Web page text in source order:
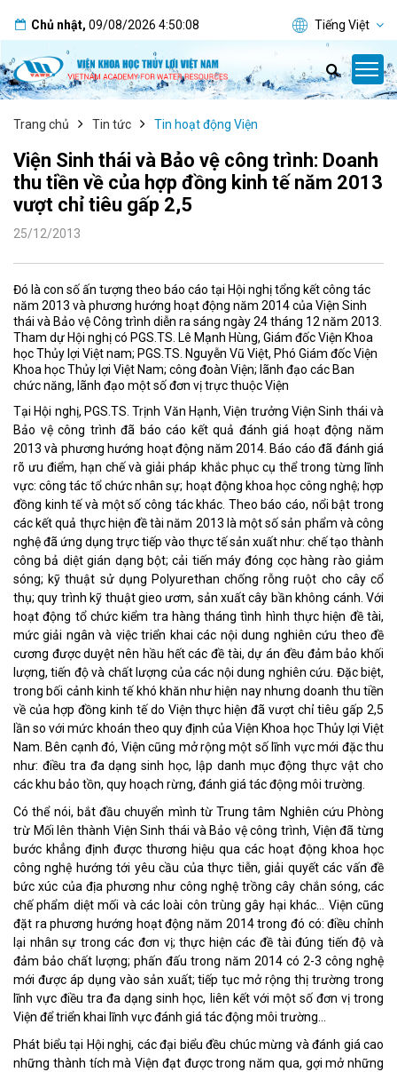
Chủ nhật, 09/08/2026 4:50:09 Tiếng Việt
Trang chủ Tin tức Tin hoạt động Viện
Viện Sinh thái và Bảo vệ công trình: Doanh
thu tiền về của hợp đồng kinh tế năm 2013
vượt chỉ tiêu gấp 2,5
25/12/2013
Đó là con số ấn tượng theo báo cáo tại Hội nghị tổng kết công tác
năm 2013 và phương hướng hoạt động năm 2014 của Viện Sinh
thái và Bảo vệ Công trình diễn ra sáng ngày 24 tháng 12 năm 2013.
Tham dự Hội nghị có PGS.TS. Lê Mạnh Hùng, Giám đốc Viện Khoa
học Thủy lợi Việt nam; PGS.TS. Nguyễn Vũ Việt, Phó Giám đốc Viện
Khoa học Thủy lợi Việt Nam; công đoàn Viện; lãnh đạo các Ban
chức năng, lãnh đạo một số đơn vị trực thuộc Viện
Tại Hội nghị, PGS.TS. Trịnh Văn Hạnh, Viện trưởng Viện Sinh thái và
Bảo vệ công trình đã báo cáo kết quả đánh giá hoạt động năm
2013 và phương hướng hoạt động năm 2014. Báo cáo đã đánh giá
rõ ưu điểm, hạn chế và giải pháp khắc phục cụ thể trong từng lĩnh
vực: công tác tổ chức nhân sự; hoạt động khoa học công nghệ; hợp
đồng kinh tế và một số công tác khác. Theo báo cáo, nổi bật trong
các kết quả thực hiện đề tài năm 2013 là một số sản phẩm và công
nghệ đã ứng dụng trực tiếp vào thực tế sản xuất như: chế tạo thành
công bả diệt gián dạng bột; cải tiến máy đóng cọc hàng rào giảm
sóng; kỹ thuật sử dụng Polyurethan chống rỗng ruột cho cây cổ
thụ; quy trình kỹ thuật gieo ươm, sản xuất cây bần không cánh. Với
hoạt động tổ chức kiểm tra hàng tháng tình hình thực hiện đề tài,
mức giải ngân và việc triển khai các nội dung nghiên cứu theo đề
cương được duyệt nên hầu hết các đề tài, dự án đều đảm bảo khối
lượng, tiến độ và chất lượng của các nội dung nghiên cứu. Đặc biệt,
trong bối cảnh kinh tế khó khăn như hiện nay nhưng doanh thu tiền
về của hợp đồng kinh tế do Viện thực hiện đã vượt chỉ tiêu gấp 2,5
lần so với mức khoán theo quy định của Viện Khoa học Thủy lợi Việt
Nam. Bên cạnh đó, Viện cũng mở rộng một số lĩnh vực mới đặc thu
như: điều tra đa dạng sinh học, lập danh mục động thực vật cho
các khu bảo tồn, quy hoạch rừng, đánh giá tác động môi trường.
Có thể nói, bắt đầu chuyển mình từ Trung tâm Nghiên cứu Phòng
trừ Mối lên thành Viện Sinh thái và Bảo vệ công trình, Viện đã từng
bước khẳng định được thương hiệu qua các hoạt động khoa học
công nghệ hướng tới yêu cầu của thực tiễn, giải quyết các vấn đề
bức xúc của địa phương như công nghệ trồng cây chắn sóng, các
chế phẩm diệt mối và các loài côn trùng gây hại khác… Viện cũng
đặt ra phương hướng hoạt động năm 2014 trong đó có: điều chỉnh
lại nhân sự trong các đơn vị; thực hiện các đề tài đúng tiến độ và
đảm bảo chất lượng; phấn đấu trong năm 2014 có 2-3 công nghệ
mới được áp dụng vào sản xuất; tiếp tục mở rộng thị trường trong
lĩnh vực điều tra đa dạng sinh học, liên kết với một số đơn vị trong
Viện để triển khai lĩnh vực đánh giá tác động môi trường…
Phát biểu tại Hội nghị, các đại biểu đều chúc mừng và đánh giá cao
những thành tích mà Viện đạt được trong năm qua, gợi mở những